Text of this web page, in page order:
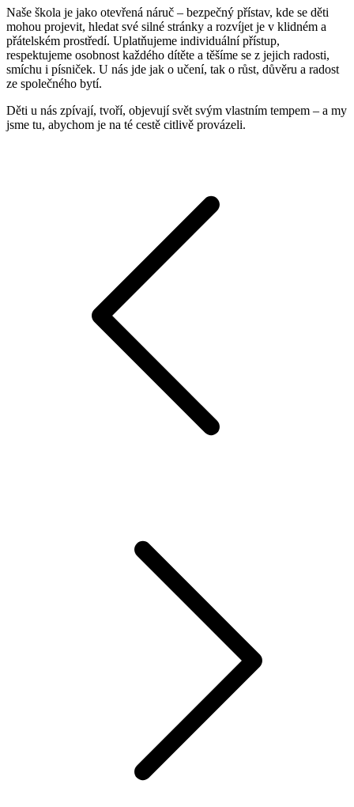
Naše škola je jako otevřená náruč – bezpečný přístav, kde se děti
mohou projevit, hledat své silné stránky a rozvíjet je v klidném a
přátelském prostředí. Uplatňujeme individuální přístup,
respektujeme osobnost každého dítěte a těšíme se z jejich radosti,
smíchu i písniček. U nás jde jak o učení, tak o růst, důvěru a radost
ze společného bytí.
Děti u nás zpívají, tvoří, objevují svět svým vlastním tempem – a my
jsme tu, abychom je na té cestě citlivě provázeli.